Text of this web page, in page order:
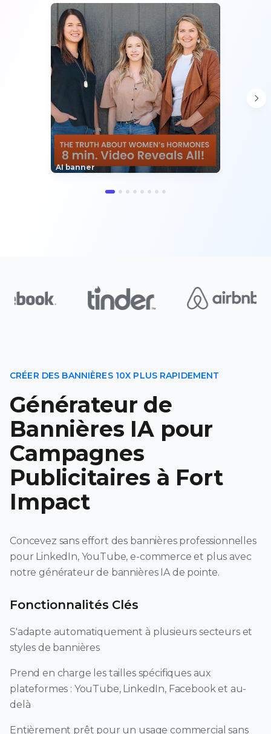
AI banner
CRÉER DES BANNIÈRES 10X PLUS RAPIDEMENT
Générateur de
Bannières IA pour
Campagnes
Publicitaires à Fort
Impact
Concevez sans effort des bannières professionnelles
pour LinkedIn, YouTube, e-commerce et plus avec
notre générateur de bannières IA de pointe.
Fonctionnalités Clés
S'adapte automatiquement à plusieurs secteurs et
styles de bannières
Prend en charge les tailles spécifiques aux
plateformes : YouTube, LinkedIn, Facebook et au-
delà
Entièrement prêt pour un usage commercial sans